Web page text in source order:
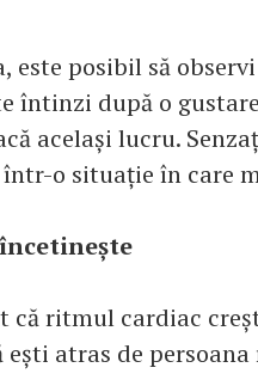
este posibil să
întinzi după o
același lucru.
o situație în care
că ritmul cardiac
atras de persoana